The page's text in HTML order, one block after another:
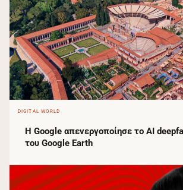
DIGITAL WORLD
Η Google απενεργοποίησε το AI
του Google Earth